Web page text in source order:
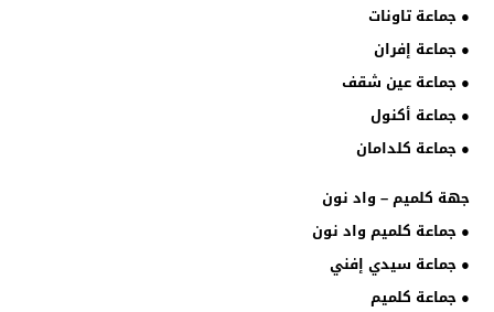
● جماعة تاونات
● جماعة إفران
● جماعة عين شقف
● جماعة أكنول
● جماعة كلدامان
جهة كلميم – واد نون
● جماعة كلميم واد نون
● جماعة سيدي إفني
● جماعة كلميم